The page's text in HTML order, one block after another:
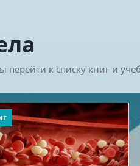
перейти к списку книг и